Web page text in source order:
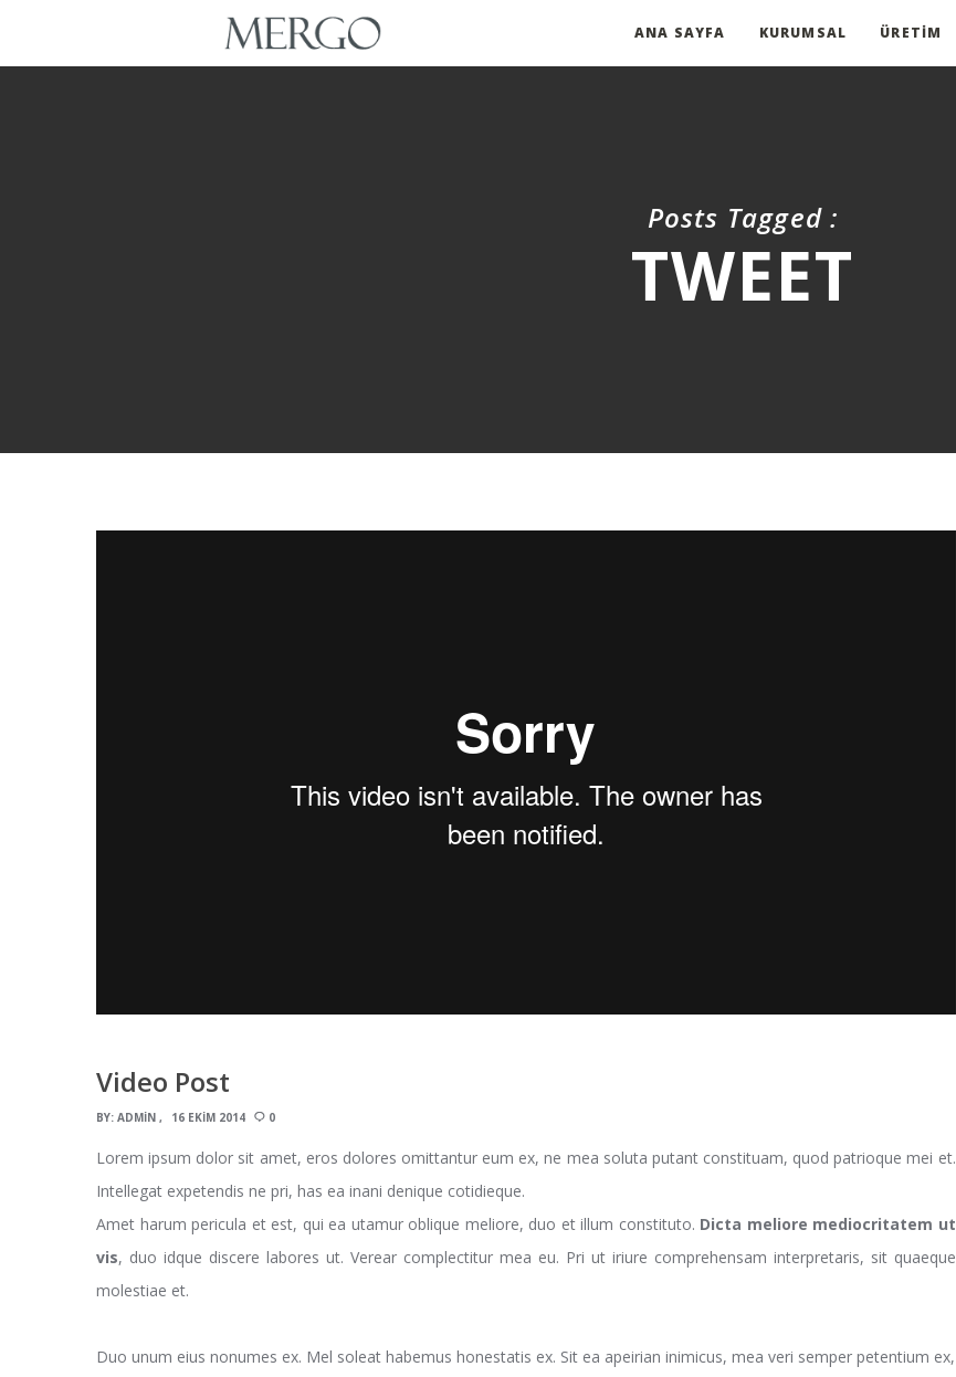
ANA SAYFA KURUMSAL ÜRETIM
Posts Tagged :
TWEET
Video Post
BY: ADMIN 16 EKIM 2014 0
Lorem ipsum dolor sit amet, eros dolores omittantur eum ex, ne mea soluta putant constituam, quod patrioque mei et.
Intellegat expetendis ne pri, has ea inani denique cotidieque.
Amet harum pericula et est, qui ea utamur oblique meliore, duo et illum constituto. Dicta meliore mediocritatem ut
vis, duo idque discere labores ut. Verear complectitur mea eu. Pri ut iriure comprehensam interpretaris, sit quaeque
molestiae et.
Duo unum eius nonumes ex. Mel soleat habemus honestatis ex. Sit ea apeirian inimicus, mea veri semper petentium ex,